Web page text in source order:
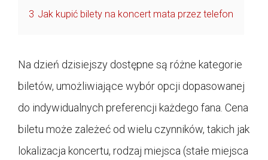
3 Jak kupić bilety na koncert mata przez telefon
Na dzień dzisiejszy dostępne są różne kategorie
biletów, umożliwiające wybór opcji dopasowanej
do indywidualnych preferencji każdego fana. Cena
biletu może zależeć od wielu czynników, takich jak
lokalizacja koncertu, rodzaj miejsca (stałe miejsca